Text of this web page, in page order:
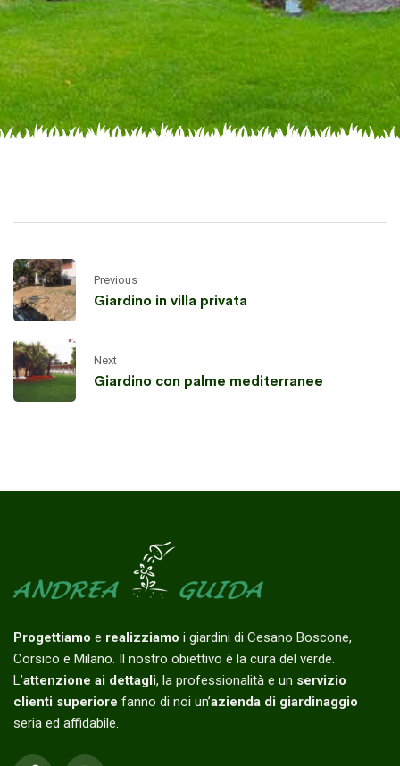
Previous
Giardino in villa privata
Next
Giardino con palme mediterranee
Progettiamo e realizziamo i giardini di Cesano Boscone,
Corsico e Milano. Il nostro obiettivo è la cura del verde.
L’attenzione ai dettagli, la professionalità e un servizio
clienti superiore fanno di noi un’azienda di giardinaggio
seria ed affidabile.